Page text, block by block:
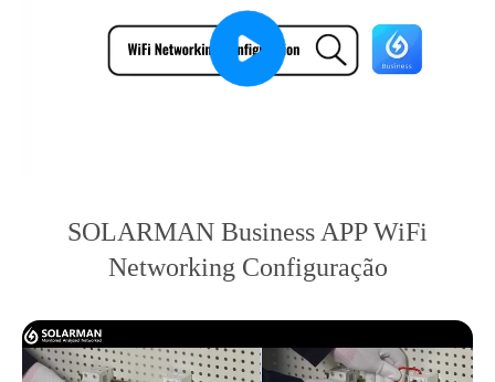
SOLARMAN Business APP WiFi
Networking Configuração